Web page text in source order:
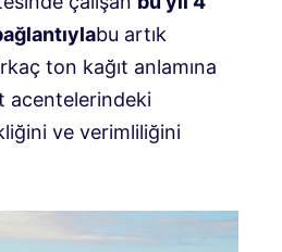
bu artık
ton kağıt anlamına
acentelerindeki
ve verimliliğini